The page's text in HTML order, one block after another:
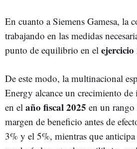
En cuanto a Siemens Gamesa, la
trabajando en las medidas
punto de equilibrio en el ejercicio
De este modo, la multinacional
Energy alcance un crecimiento de
en el año fiscal 2025 en un
margen de beneficio antes de
3% y el 5%, mientras que